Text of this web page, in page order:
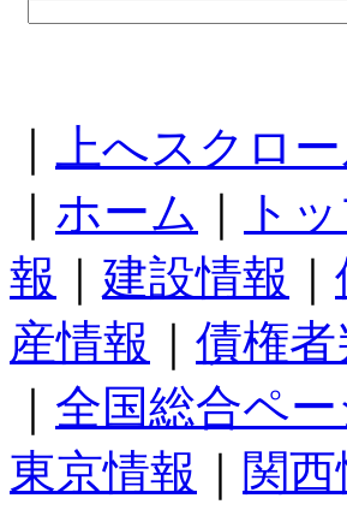
上へスクロ
ホーム
ト
報
建設情報
産情報
債権者
全国総合ペー
東京情報
関